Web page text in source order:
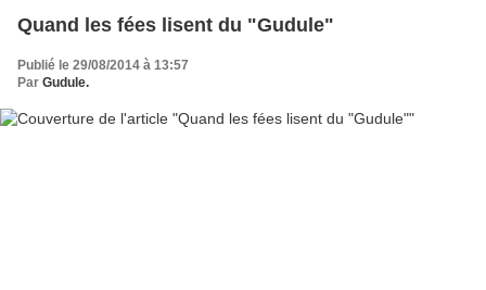
Quand les fées lisent du "Gudule"
Publié le 29/08/2014 à 13:57
Par Gudule.